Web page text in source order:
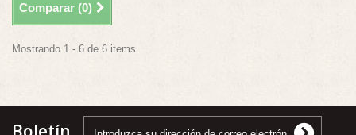
Comparar (0)
Mostrando 1 - 6 de 6 items